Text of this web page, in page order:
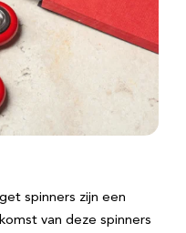
spinners zijn een
van deze spinners